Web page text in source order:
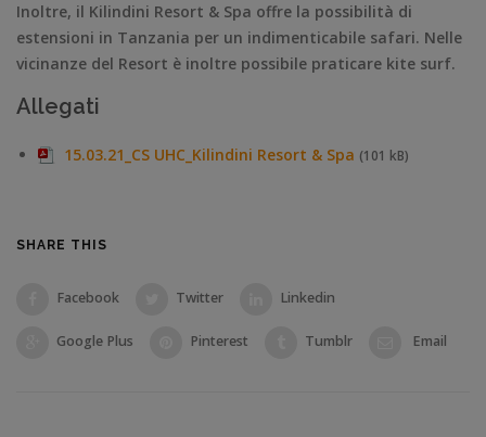
Inoltre, il Kilindini Resort & Spa offre la possibilità di
estensioni in Tanzania per un indimenticabile safari. Nelle
vicinanze del Resort è inoltre possibile praticare kite surf.
Allegati
15.03.21_CS UHC_Kilindini Resort & Spa (101 kB)
SHARE THIS
Facebook Twitter Linkedin
Google Plus Pinterest Tumblr Email